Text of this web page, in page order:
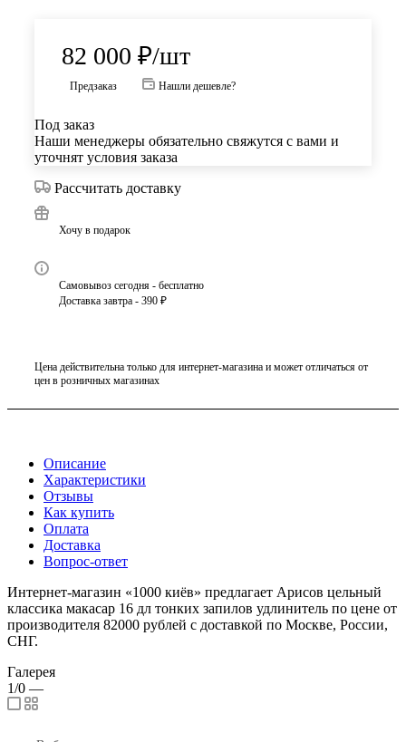
82 000 ₽/шт
Предзаказ Нашли дешевле?
Под заказ
Наши менеджеры обязательно свяжутся с вами и
уточнят условия заказа
Рассчитать доставку
Хочу в подарок
Самовывоз сегодня - бесплатно
Доставка завтра - 390 ₽
Цена действительна только для интернет-магазина и может отличаться от
цен в розничных магазинах
Описание
Характеристики
Отзывы
Как купить
Оплата
Доставка
Вопрос-ответ
Интернет-магазин «1000 киёв» предлагает Арисов цельный
классика макасар 16 дл тонких запилов удлинитель по цене от
производителя 82000 рублей с доставкой по Москве, России,
СНГ.
Галерея
1/0 —